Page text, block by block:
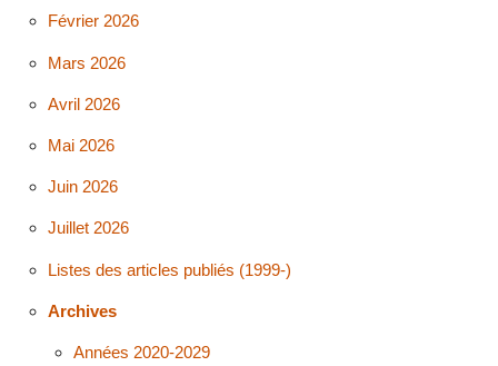
Février 2026
Mars 2026
Avril 2026
Mai 2026
Juin 2026
Juillet 2026
Listes des articles publiés (1999-)
Archives
Années 2020-2029